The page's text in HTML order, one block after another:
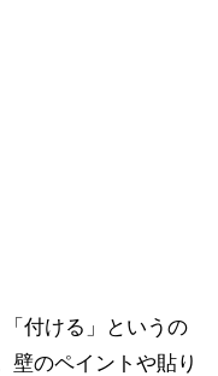
付ける」というの
壁のペイントや貼り